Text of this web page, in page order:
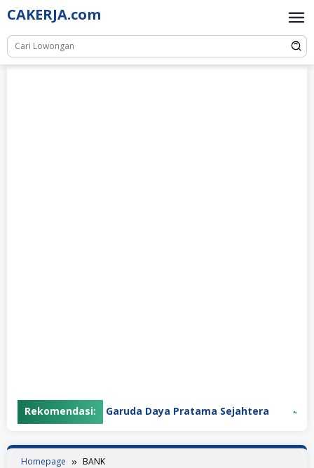
Skip
to
content
CAKERJA.com
Rekomendasi:PT Garuda Daya Pratama Sejahtera
Homepage BANK